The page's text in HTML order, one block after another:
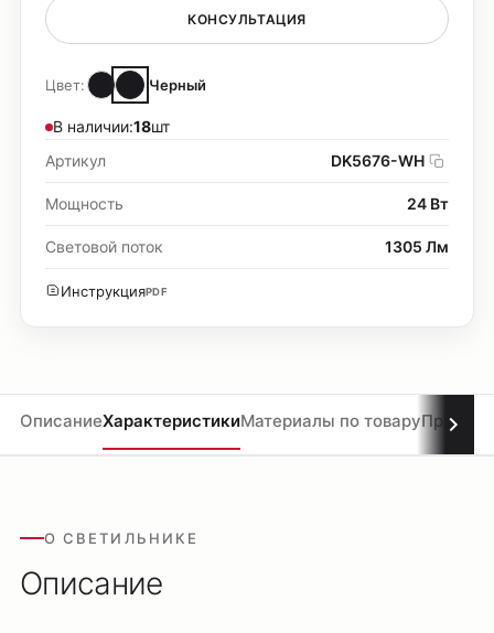
КОНСУЛЬТАЦИЯ
Цвет: Черный
В наличии:18шт
Артикул
DK5676-WH
Мощность 24 Вт
Световой поток 1305 Лм
ИнструкцияPDF
ОписаниеХарактеристикиМатериалы по товару
О СВЕТИЛЬНИКЕ
Описание